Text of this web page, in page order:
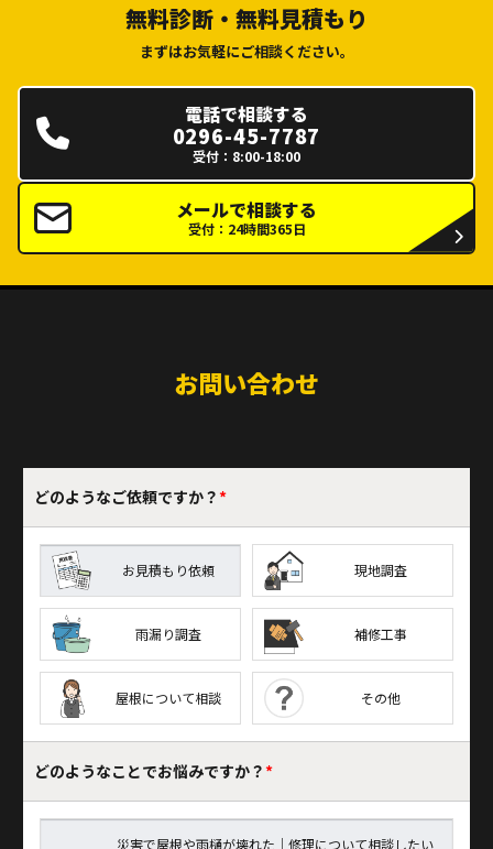
無料診断・無料見積もり
まずはお気軽にご相談ください。
電話で相談する
0296-45-7787
受付：8:00-18:00
メールで相談する
受付：24時間365日
お問い合わせ
どのようなご依頼ですか？*
お見積もり依頼 現地調査
雨漏り調査 補修工事
屋根について相談 その他
どのようなことでお悩みですか？*
災害で屋根や雨樋が壊れた｜修理について相談したい